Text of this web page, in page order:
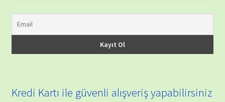
Kredi Kartı ile güvenli alışveriş yapabilirsiniz